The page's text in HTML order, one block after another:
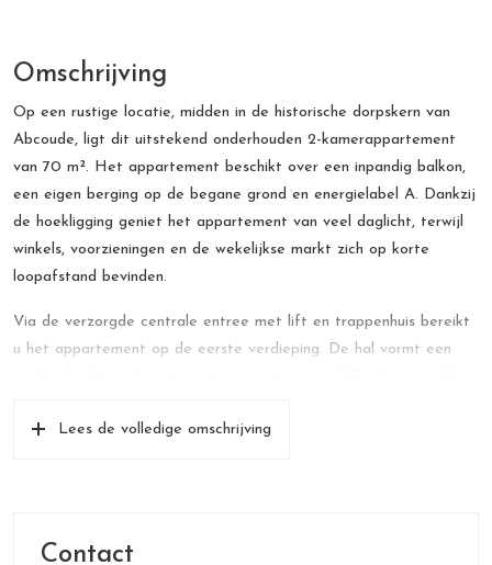
Omschrijving
Op een rustige locatie, midden in de historische dorpskern van
Abcoude, ligt dit uitstekend onderhouden 2-kamerappartement
van 70 m². Het appartement beschikt over een inpandig balkon,
een eigen berging op de begane grond en energielabel A. Dankzij
de hoekligging geniet het appartement van veel daglicht, terwijl
winkels, voorzieningen en de wekelijkse markt zich op korte
loopafstand bevinden.
Via de verzorgde centrale entree met lift en trappenhuis bereikt
u het appartement op de eerste verdieping. De hal vormt een
ruimte met opstelling van de cv-installatie en aansluitingen voor
hoekligging zorgt voor een ruimtelijk gevoel en een levendig
Lees de volledige omschrijving
Contact